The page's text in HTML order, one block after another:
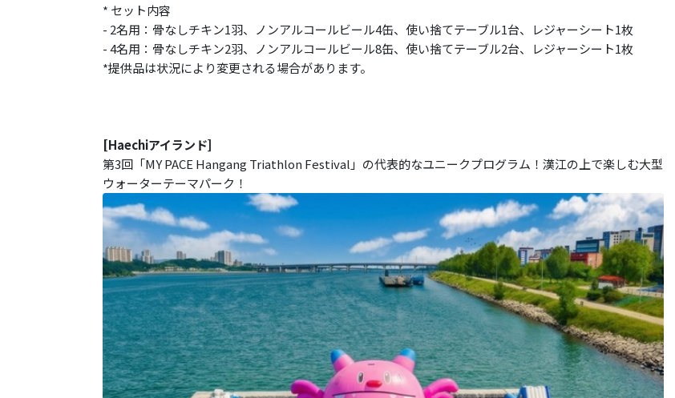
* セット内容
- 2名用：骨なしチキン1羽、ノンアルコールビール4缶、使い捨てテーブル1台、レジャーシート1枚
- 4名用：骨なしチキン2羽、ノンアルコールビール8缶、使い捨てテーブル2台、レジャーシート1枚
*提供品は状況により変更される場合があります。
[Haechiアイランド]
第3回「MY PACE Hangang Triathlon Festival」の代表的なユニークプログラム！漢江の上で楽しむ大型
ウォーターテーマパーク！